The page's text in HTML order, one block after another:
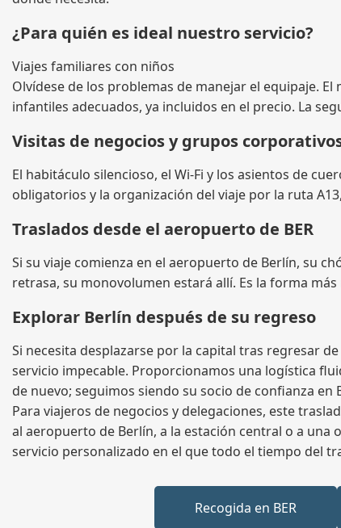
¿Para quién es ideal nuestro servicio?
Viajes familiares con niños
Olvídese de los problemas de manejar el equipaje.
infantiles adecuados, ya incluidos en el precio. La
Visitas de negocios y grupos
El habitáculo silencioso, el Wi‑Fi y los asientos de
obligatorios y la organización del viaje por la ruta
Traslados desde el aeropuerto de BER
Si su viaje comienza en el aeropuerto de Berlín, su
retrasa, su monovolumen estará allí. Es la forma
Explorar Berlín después de su regreso
Si necesita desplazarse por la capital tras regresar
servicio impecable. Proporcionamos una logística
de nuevo; seguimos siendo su socio de confianza en
Para viajeros de negocios y delegaciones, este
al aeropuerto de Berlín, a la estación central o a
servicio personalizado en el que todo el tiempo del
Recogida en BER